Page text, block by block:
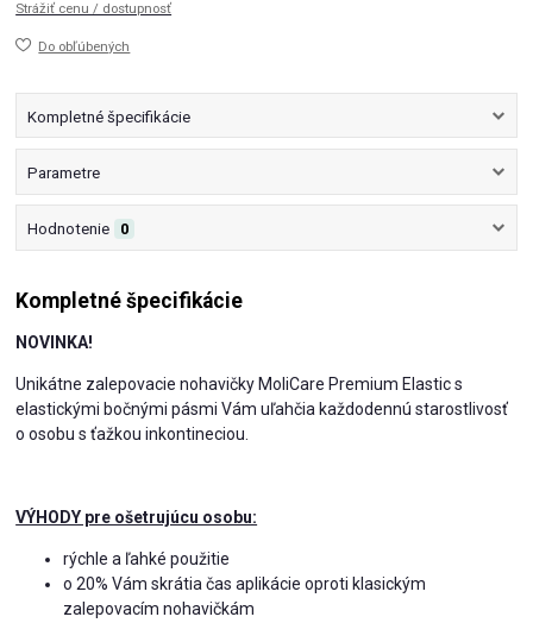
Strážiť cenu / dostupnosť
Do obľúbených
Kompletné špecifikácie
Parametre
Hodnotenie 0
Kompletné špecifikácie
NOVINKA!
Unikátne zalepovacie nohavičky MoliCare Premium Elastic s
elastickými bočnými pásmi Vám uľahčia každodennú starostlivosť
o osobu s ťažkou inkontineciou.
VÝHODY pre ošetrujúcu osobu:
rýchle a ľahké použitie
o 20% Vám skrátia čas aplikácie oproti klasickým
zalepovacím nohavičkám